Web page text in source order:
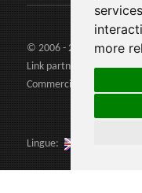
more
© 2006 - 2026 Agents24
Link partners:
Commercio
Lingue: